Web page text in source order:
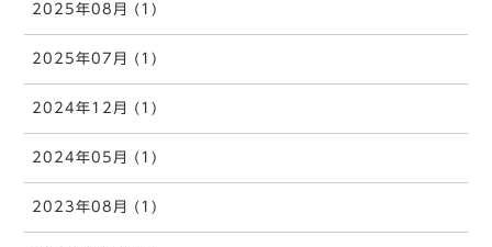
2025年08月 (1)
2025年07月 (1)
2024年12月 (1)
2024年05月 (1)
2023年08月 (1)